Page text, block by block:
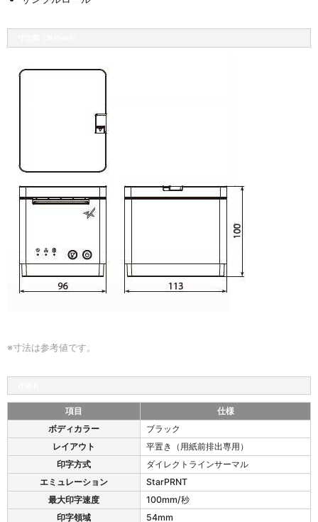
※寸法は参考値です。
C
r
i
項目
仕様
ボディカラー
ブラック
レイアウト
平置き（用紙前排出専用）
印字方式
ダイレクトラインサーマル
エミュレーション
StarPRNT
最大印字速度
100mm/秒
印字領域
54mm